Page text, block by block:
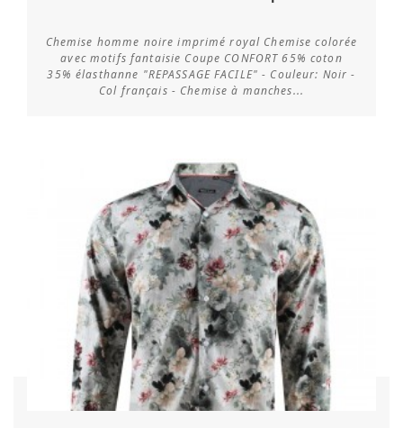
Vérifier la disponibilité
Chemise homme noire imprimé royal Chemise colorée
avec motifs fantaisie Coupe CONFORT 65% coton
35% élasthanne "REPASSAGE FACILE" - Couleur: Noir -
Col français - Chemise à manches...